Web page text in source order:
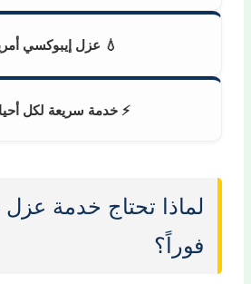
💧 عزل إيبوكسي
⚡ خدمة سريعة لكل
لماذا تحتاج خدمة عزل
فوراً؟